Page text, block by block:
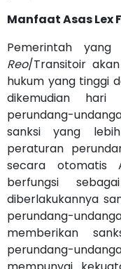
Manfaat Asas Lex
Pemerintah
Reo/Transitoir
hukum yang tinggi
dikemudian hari
perundang-
sanksi yang
peraturan
secara otomatis
berfungsi
diberlakukannya
perundang-
memberikan
perundang-